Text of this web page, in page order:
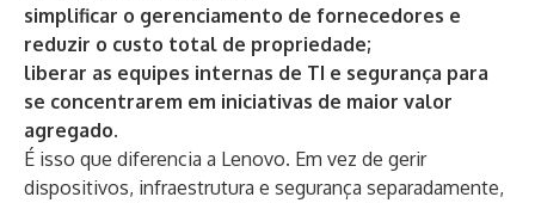
simplificar o gerenciamento de fornecedores e
reduzir o custo total de propriedade;
liberar as equipes internas de TI e segurança para
se concentrarem em iniciativas de maior valor
agregado.
É isso que diferencia a Lenovo. Em vez de gerir
dispositivos, infraestrutura e segurança separadamente,